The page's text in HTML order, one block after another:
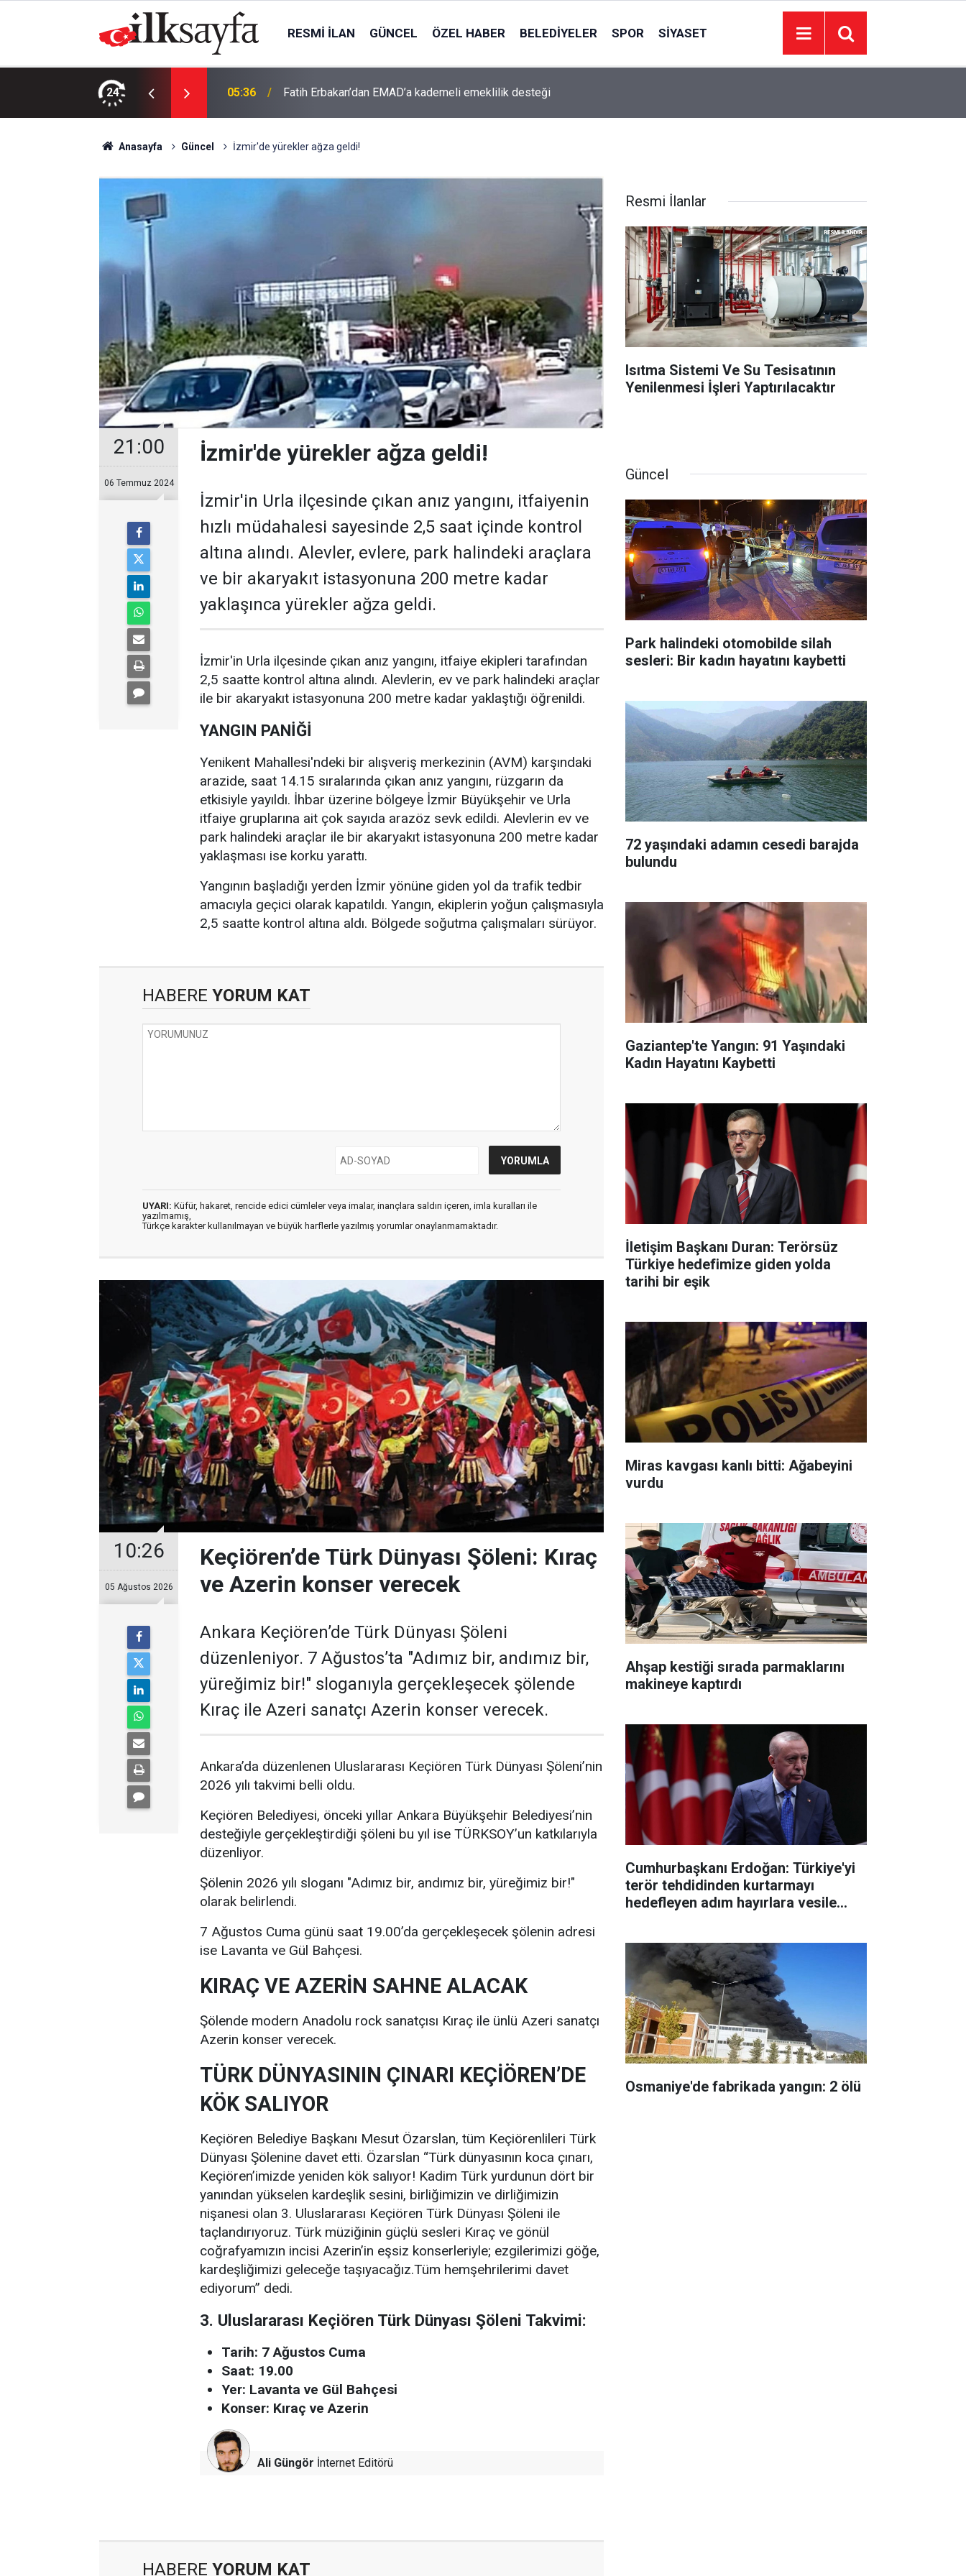
RESMI İLAN GÜNCEL ÖZEL HABER BELEDIYELER SPOR SIYASET
24
telefonları çekmiyor 05:36 Fatih Erbakan’dan EMAD’a kademeli emeklilik desteği
Anasayfa Güncel İzmir'de yürekler ağza geldi!
21:00
06 Temmuz 2024
İzmir'de yürekler ağza geldi!
İzmir'in Urla ilçesinde çıkan anız yangını, itfaiyenin
hızlı müdahalesi sayesinde 2,5 saat içinde kontrol
altına alındı. Alevler, evlere, park halindeki araçlara
ve bir akaryakıt istasyonuna 200 metre kadar
yaklaşınca yürekler ağza geldi.
İzmir'in Urla ilçesinde çıkan anız yangını, itfaiye ekipleri tarafından
2,5 saatte kontrol altına alındı. Alevlerin, ev ve park halindeki araçlar
ile bir akaryakıt istasyonuna 200 metre kadar yaklaştığı öğrenildi.
YANGIN PANİĞİ
Yenikent Mahallesi'ndeki bir alışveriş merkezinin (AVM) karşındaki
arazide, saat 14.15 sıralarında çıkan anız yangını, rüzgarın da
etkisiyle yayıldı. İhbar üzerine bölgeye İzmir Büyükşehir ve Urla
itfaiye gruplarına ait çok sayıda arazöz sevk edildi. Alevlerin ev ve
park halindeki araçlar ile bir akaryakıt istasyonuna 200 metre kadar
yaklaşması ise korku yarattı.
Yangının başladığı yerden İzmir yönüne giden yol da trafik tedbir
amacıyla geçici olarak kapatıldı. Yangın, ekiplerin yoğun çalışmasıyla
2,5 saatte kontrol altına aldı. Bölgede soğutma çalışmaları sürüyor.
HABERE YORUM KAT
UYARI: Küfür, hakaret, rencide edici cümleler veya imalar, inançlara saldırı içeren, imla kuralları ile
yazılmamış,
Türkçe karakter kullanılmayan ve büyük harflerle yazılmış yorumlar onaylanmamaktadır.
10:26
05 Ağustos 2026
Keçiören’de Türk Dünyası Şöleni: Kıraç
ve Azerin konser verecek
Ankara Keçiören’de Türk Dünyası Şöleni
düzenleniyor. 7 Ağustos’ta "Adımız bir, andımız bir,
yüreğimiz bir!" sloganıyla gerçekleşecek şölende
Kıraç ile Azeri sanatçı Azerin konser verecek.
Ankara’da düzenlenen Uluslararası Keçiören Türk Dünyası Şöleni’nin
2026 yılı takvimi belli oldu.
Keçiören Belediyesi, önceki yıllar Ankara Büyükşehir Belediyesi’nin
desteğiyle gerçekleştirdiği şöleni bu yıl ise TÜRKSOY’un katkılarıyla
düzenliyor.
Şölenin 2026 yılı sloganı "Adımız bir, andımız bir, yüreğimiz bir!"
olarak belirlendi.
7 Ağustos Cuma günü saat 19.00’da gerçekleşecek şölenin adresi
ise Lavanta ve Gül Bahçesi.
KIRAÇ VE AZERİN SAHNE ALACAK
Şölende modern Anadolu rock sanatçısı Kıraç ile ünlü Azeri sanatçı
Azerin konser verecek.
TÜRK DÜNYASININ ÇINARI KEÇİÖREN’DE
KÖK SALIYOR
Keçiören Belediye Başkanı Mesut Özarslan, tüm Keçiörenlileri Türk
Dünyası Şölenine davet etti. Özarslan “Türk dünyasının koca çınarı,
Keçiören’imizde yeniden kök salıyor! Kadim Türk yurdunun dört bir
yanından yükselen kardeşlik sesini, birliğimizin ve dirliğimizin
nişanesi olan 3. Uluslararası Keçiören Türk Dünyası Şöleni ile
taçlandırıyoruz. Türk müziğinin güçlü sesleri Kıraç ve gönül
coğrafyamızın incisi Azerin’in eşsiz konserleriyle; ezgilerimizi göğe,
kardeşliğimizi geleceğe taşıyacağız.Tüm hemşehrilerimi davet
ediyorum” dedi.
3. Uluslararası Keçiören Türk Dünyası Şöleni Takvimi:
Tarih: 7 Ağustos Cuma
Saat: 19.00
Yer: Lavanta ve Gül Bahçesi
Konser: Kıraç ve Azerin
Ali Güngör İnternet Editörü
HABERE YORUM KAT
Resmi İlanlar
Isıtma Sistemi Ve Su Tesisatının
Yenilenmesi İşleri Yaptırılacaktır
Güncel
Park halindeki otomobilde silah
sesleri: Bir kadın hayatını kaybetti
72 yaşındaki adamın cesedi barajda
bulundu
Gaziantep'te Yangın: 91 Yaşındaki
Kadın Hayatını Kaybetti
İletişim Başkanı Duran: Terörsüz
Türkiye hedefimize giden yolda
tarihi bir eşik
Miras kavgası kanlı bitti: Ağabeyini
vurdu
Ahşap kestiği sırada parmaklarını
makineye kaptırdı
Cumhurbaşkanı Erdoğan: Türkiye'yi
terör tehdidinden kurtarmayı
hedefleyen adım hayırlara vesile
Osmaniye'de fabrikada yangın: 2 ölü